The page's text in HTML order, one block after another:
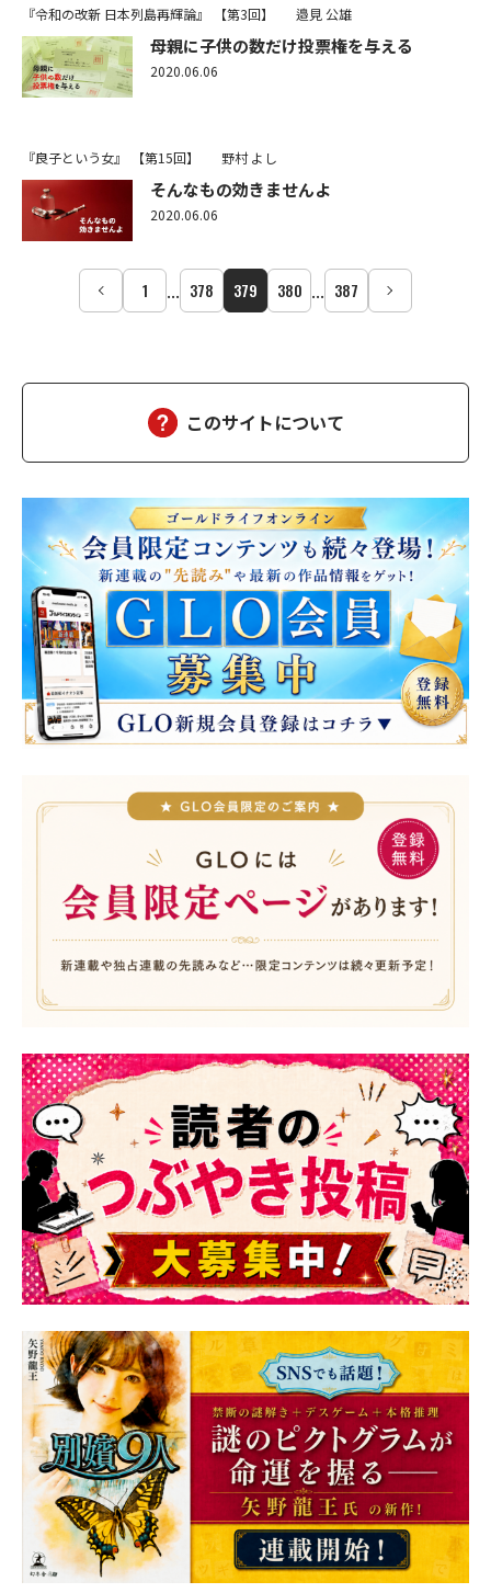
『令和の改新 日本列島再輝論』 【第3回】 邉見 公雄
母親に子供の数だけ投票権を与える
2020.06.06
『良子という女』 【第15回】 野村 よし
そんなもの効きませんよ
2020.06.06
1 ... 378 379 380 ... 387
このサイトについて